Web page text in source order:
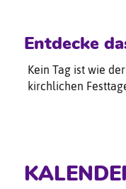
Entdecke
Kein Tag ist wie
kirchlichen